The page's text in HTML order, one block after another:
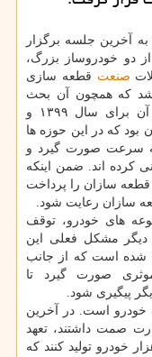
به آخرین جلسه برگزار
دو خودروساز بزرگ،
صنعت قطعه سازی
شد که همچون آن بحث
تعدیل قیمت های سال ۱۳۹۸ و استمرار آن برای سال ۱۳۹۹ و
که در این حوزه ها
به سرعت صورت گیرد و
کرده اند. ضمن اینکه
تمامی مطالبات بالای ۱۲۰ روزه قطعه سازان را پرداخت
سازان رعایت شود.
های خودرو، توقف
دیگر مشکل فعلی این
شده است که از جانب
صورت گیرد تا
پیگیری شود.
است. در آخرین
صمت داشتند، تعهد
که تا آخر سال جاری در حدود ۶۹۰ هزار خودرو تولید کنند که